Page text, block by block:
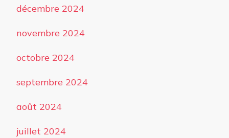
décembre 2024
novembre 2024
octobre 2024
septembre 2024
août 2024
juillet 2024